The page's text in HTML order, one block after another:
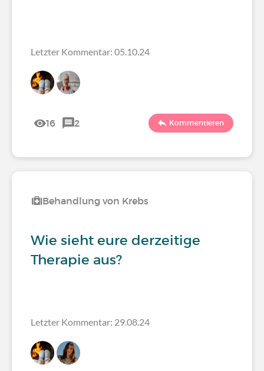
Letzter Kommentar: 05.10.24
16 2 Kommentieren
Behandlung von Krebs
Wie sieht eure derzeitige
Therapie aus?
Letzter Kommentar: 29.08.24